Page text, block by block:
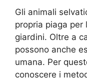
Gli animali
propria piaga per
giardini. Oltre a
possono anche
umana. Per
conoscere i